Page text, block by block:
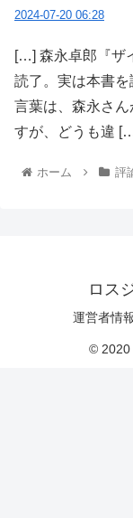
2024-07-20 06:28
[…] 森永卓郎『ザ
読了。実は本書
言葉は、森永さ
すが、どうも違
ホーム 評
ロス
運営者情
© 2020